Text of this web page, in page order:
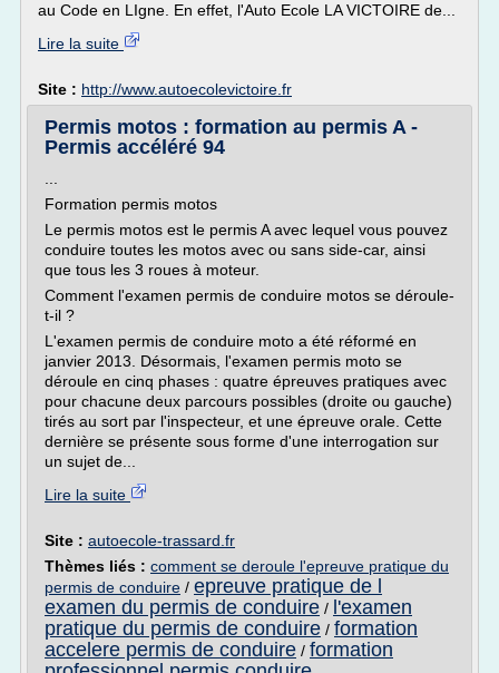
au Code en LIgne. En effet, l'Auto Ecole LA VICTOIRE de...
Lire la suite
Site : http://www.autoecolevictoire.fr
Permis motos : formation au permis A -
Permis accéléré 94
Formation permis motos
Le permis motos est le permis A avec lequel vous pouvez
conduire toutes les motos avec ou sans side-car, ainsi
que tous les 3 roues à moteur.
Comment l'examen permis de conduire motos se déroule-
t-il ?
L'examen permis de conduire moto a été réformé en
janvier 2013. Désormais, l'examen permis moto se
déroule en cinq phases : quatre épreuves pratiques avec
pour chacune deux parcours possibles (droite ou gauche)
tirés au sort par l'inspecteur, et une épreuve orale. Cette
dernière se présente sous forme d'une interrogation sur
un sujet de...
Lire la suite
Site : autoecole-trassard.fr
Thèmes liés : comment se deroule l'epreuve pratique du
permis de conduire / epreuve pratique de l
examen du permis de conduire / l'examen
pratique du permis de conduire / formation
accelere permis de conduire / formation